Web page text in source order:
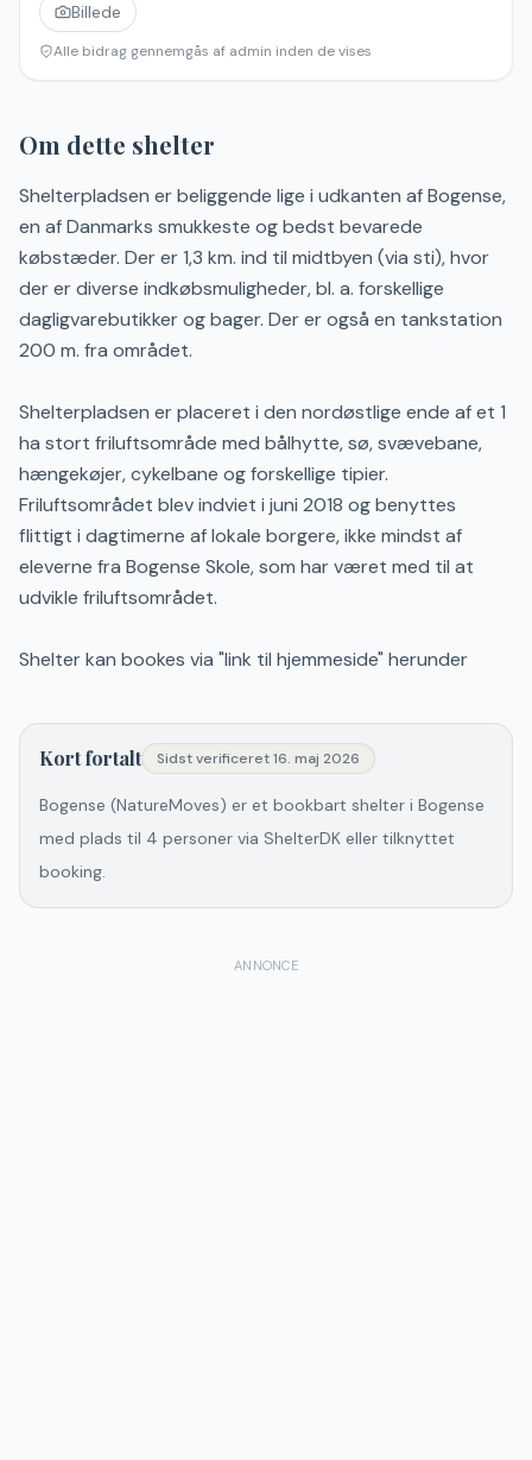
Billede
Alle bidrag gennemgås af admin inden de vises
Om dette shelter
Shelterpladsen er beliggende lige i udkanten af Bogense,
en af Danmarks smukkeste og bedst bevarede
købstæder. Der er 1,3 km. ind til midtbyen (via sti), hvor
der er diverse indkøbsmuligheder, bl. a. forskellige
dagligvarebutikker og bager. Der er også en tankstation
200 m. fra området.
Shelterpladsen er placeret i den nordøstlige ende af et 1
ha stort friluftsområde med bålhytte, sø, svævebane,
hængekøjer, cykelbane og forskellige tipier.
Friluftsområdet blev indviet i juni 2018 og benyttes
flittigt i dagtimerne af lokale borgere, ikke mindst af
eleverne fra Bogense Skole, som har været med til at
udvikle friluftsområdet.
Shelter kan bookes via "link til hjemmeside" herunder
Kort fortalt Sidst verificeret16. maj 2026
Bogense (NatureMoves) er et bookbart shelter i Bogense
med plads til 4 personer via ShelterDK eller tilknyttet
booking.
ANNONCE